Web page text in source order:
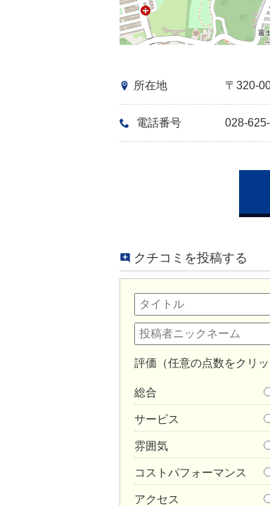
所在地 〒320-
電話番号 028-
クチコミを投稿する
評価（任意の点数をクリッ
総合
サービス
雰囲気
コストパフォーマンス
アクセス